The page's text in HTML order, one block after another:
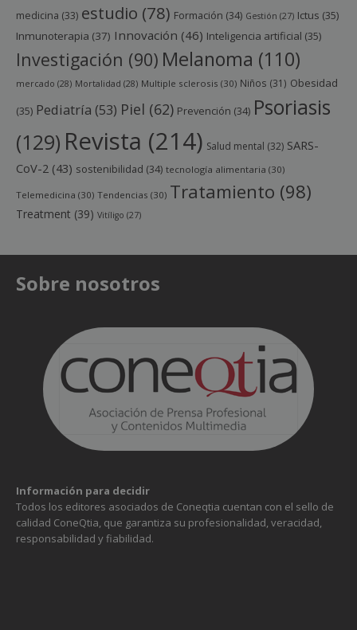
medicina (33) estudio (78) Formación (34) Gestión (27) Ictus (35)
Inmunoterapia (37) Innovación (46) Inteligencia artificial (35)
Investigación (90) Melanoma (110)
mercado (28) Mortalidad (28) Multiple sclerosis (30) Niños (31) Obesidad
(35) Pediatría (53) Piel (62) Prevención (34) Psoriasis
(129) Revista (214) Salud mental (32) SARS-
CoV-2 (43) sostenibilidad (34) tecnología alimentaria (30)
Telemedicina (30) Tendencias (30) Tratamiento (98)
Treatment (39) Vitíligo (27)
Sobre nosotros
Información para decidir
Todos los editores asociados de Coneqtia cuentan con el sello de
calidad ConeQtia, que garantiza su profesionalidad, veracidad,
responsabilidad y fiabilidad.